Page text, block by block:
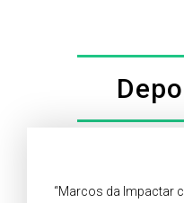
“Marcos da Impactar